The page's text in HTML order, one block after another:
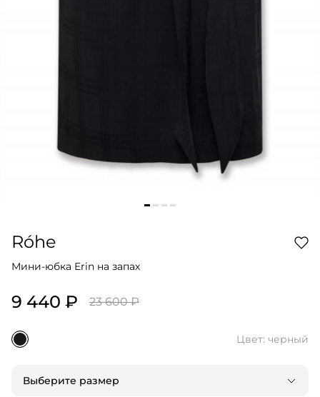
Róhe
Мини-юбка Erin на запах
9 440 ₽ 23 600 ₽
Цвет: черный
Выберите размер